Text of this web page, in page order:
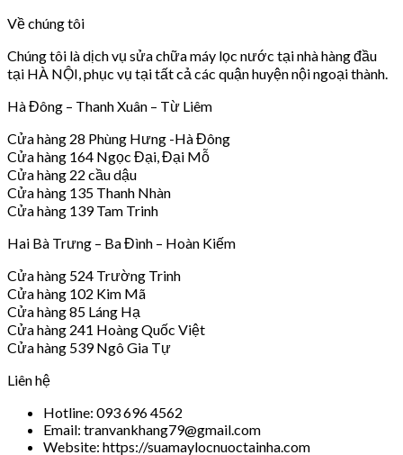
Về chúng tôi
Chúng tôi là dịch vụ sửa chữa máy lọc nước tại nhà hàng đầu
tại HÀ NỘI, phục vụ tại tất cả các quận huyện nội ngoại thành.
Hà Đông – Thanh Xuân – Từ Liêm
Cửa hàng 28 Phùng Hưng -Hà Đông
Cửa hàng 164 Ngọc Đại, Đại Mỗ
Cửa hàng 22 cầu dậu
Cửa hàng 135 Thanh Nhàn
Cửa hàng 139 Tam Trinh
Hai Bà Trưng – Ba Đình – Hoàn Kiếm
Cửa hàng 524 Trường Trinh
Cửa hàng 102 Kim Mã
Cửa hàng 85 Láng Hạ
Cửa hàng 241 Hoàng Quốc Việt
Cửa hàng 539 Ngô Gia Tự
Liên hệ
Hotline: 093 696 4562
Email: tranvankhang79@gmail.com
Website: https://suamaylocnuoctainha.com